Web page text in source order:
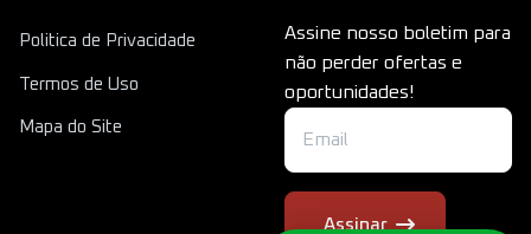
Politica de Privacidade
Termos de Uso
Mapa do Site
Assine nosso boletim para
não perder ofertas e
oportunidades!